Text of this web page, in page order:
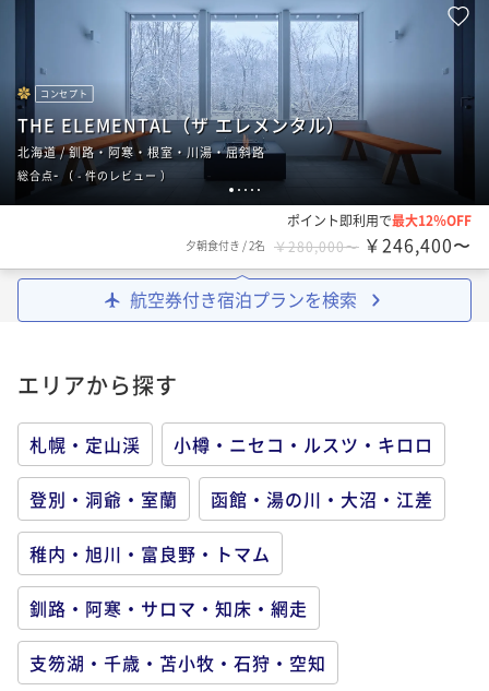
1 2 3 4 5
コンセプト
THE ELEMENTAL（ザ エレメンタル）
北海道 / 釧路・阿寒・根室・川湯・屈斜路
総合点- （- 件のレビュー ）
ポイント即利用で最大12％OFF
夕朝食付き /2名 ￥280,000〜 ￥246,400〜
航空券付き宿泊プランを検索
エリアから探す
札幌・定山渓 小樽・ニセコ・ルスツ・キロロ
登別・洞爺・室蘭 函館・湯の川・大沼・江差
稚内・旭川・富良野・トマム
釧路・阿寒・サロマ・知床・網走
支笏湖・千歳・苫小牧・石狩・空知